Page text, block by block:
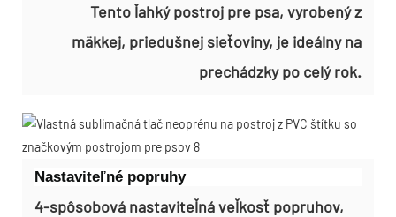
Tento ľahký postroj pre psa, vyrobený z
mäkkej, priedušnej sieťoviny, je ideálny na
prechádzky po celý rok.
Nastaviteľné popruhy
4-spôsobová nastaviteľná veľkosť popruhov,